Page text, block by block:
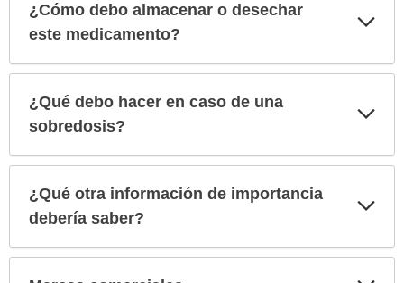
¿Cómo debo almacenar o desechar
este medicamento?
¿Qué debo hacer en caso de una
sobredosis?
¿Qué otra información de importancia
debería saber?